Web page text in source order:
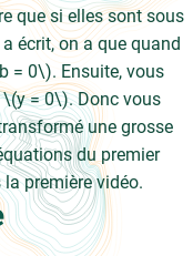
que si elles sont sous
écrit, on a que quand
= 0\). Ensuite, vous
= 0\). Donc vous
une grosse
du premier
première vidéo.